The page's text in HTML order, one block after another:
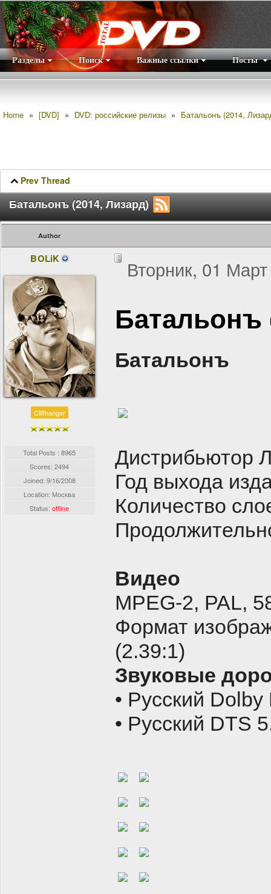
Разделы Поиск Важные ссылки Посты
Home » [DVD] » DVD: российские релизы » Батальонъ (2014,
Prev Thread
Батальонъ (2014, Лизард)
Author
BOLiK
Cliffhanger
Total Posts : 8965
Scores: 2494
Joined: 9/16/2008
Location: Москва
Status:offline
Вторник, 01
Батальонъ
Батальонъ
Дистрибьютор
Год выхода
Количество
Видео
MPEG-2, PAL,
Формат
(2.39:1)
Звуковые
• Русский
• Русский DTS